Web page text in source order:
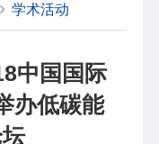
学术活动
中国国际
办低碳能